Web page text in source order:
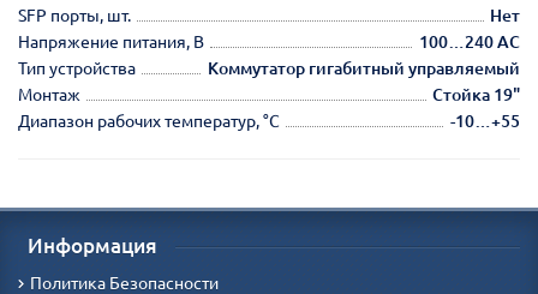
SFP порты, шт.
Нет
Напряжение питания, В
100…240 AC
Тип устройства
Коммутатор гигабитный управляемый
Монтаж
Стойка 19"
Диапазон рабочих температур, °С
-10…+55
Информация
Политика Безопасности